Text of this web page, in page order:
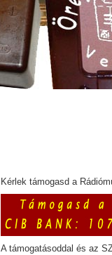
Kérlek támogasd a
A támogatásoddal és az